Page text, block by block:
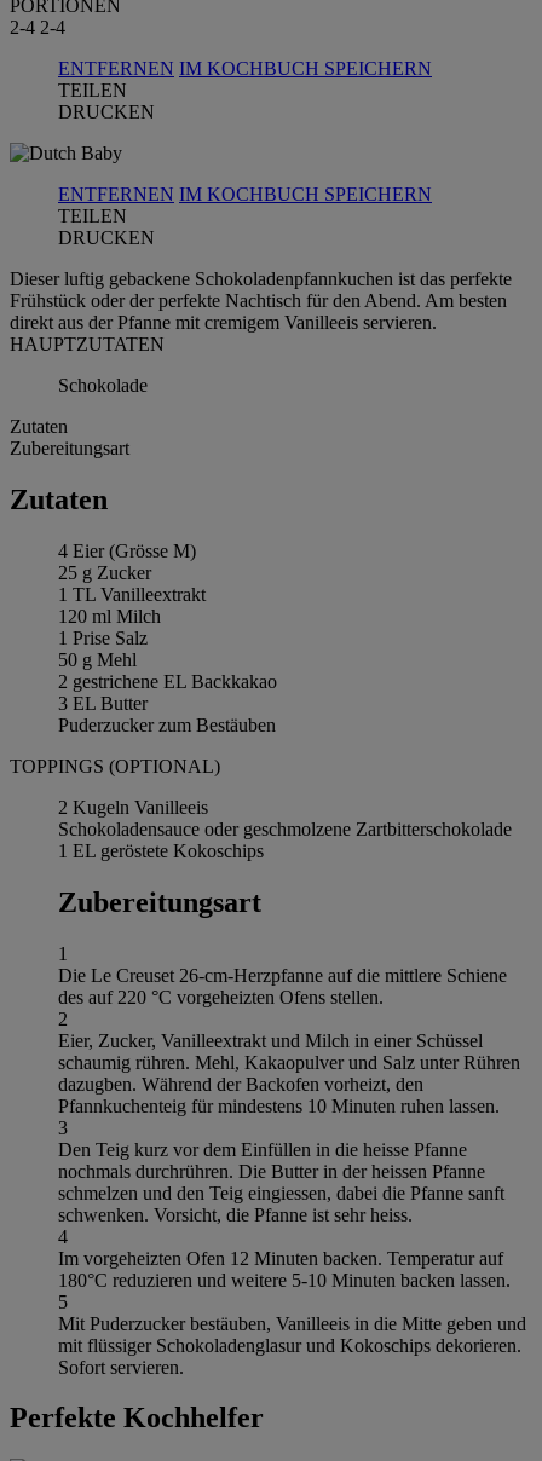
PORTIONEN
2-4 2-4
ENTFERNEN IM KOCHBUCH SPEICHERN
TEILEN
DRUCKEN
ENTFERNEN IM KOCHBUCH SPEICHERN
TEILEN
DRUCKEN
Dieser luftig gebackene Schokoladenpfannkuchen ist das perfekte
Frühstück oder der perfekte Nachtisch für den Abend. Am besten
direkt aus der Pfanne mit cremigem Vanilleeis servieren.
HAUPTZUTATEN
Schokolade
Zutaten
Zubereitungsart
Zutaten
4 Eier (Grösse M)
25 g Zucker
1 TL Vanilleextrakt
120 ml Milch
1 Prise Salz
50 g Mehl
2 gestrichene EL Backkakao
3 EL Butter
Puderzucker zum Bestäuben
TOPPINGS (OPTIONAL)
2 Kugeln Vanilleeis
Schokoladensauce oder geschmolzene Zartbitterschokolade
1 EL geröstete Kokoschips
Zubereitungsart
1
Die Le Creuset 26-cm-Herzpfanne auf die mittlere Schiene
des auf 220 °C vorgeheizten Ofens stellen.
2
Eier, Zucker, Vanilleextrakt und Milch in einer Schüssel
schaumig rühren. Mehl, Kakaopulver und Salz unter Rühren
dazugben. Während der Backofen vorheizt, den
Pfannkuchenteig für mindestens 10 Minuten ruhen lassen.
3
Den Teig kurz vor dem Einfüllen in die heisse Pfanne
nochmals durchrühren. Die Butter in der heissen Pfanne
schmelzen und den Teig eingiessen, dabei die Pfanne sanft
schwenken. Vorsicht, die Pfanne ist sehr heiss.
4
Im vorgeheizten Ofen 12 Minuten backen. Temperatur auf
180°C reduzieren und weitere 5-10 Minuten backen lassen.
5
Mit Puderzucker bestäuben, Vanilleeis in die Mitte geben und
mit flüssiger Schokoladenglasur und Kokoschips dekorieren.
Sofort servieren.
Perfekte Kochhelfer